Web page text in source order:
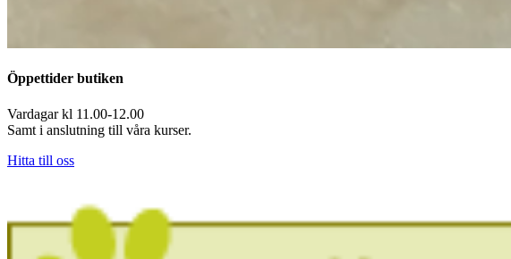
Öppettider butiken
Vardagar kl 11.00-12.00
Samt i anslutning till våra kurser.
Hitta till oss